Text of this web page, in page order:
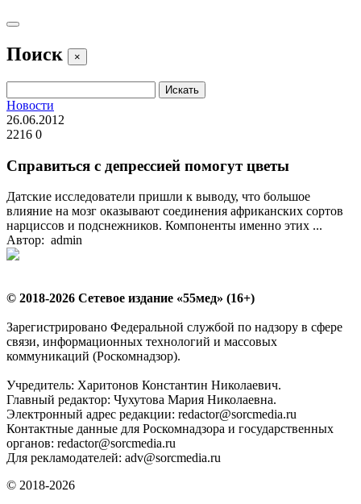
Поиск ×
Новости
26.06.2012
2216 0
Справиться с депрессией помогут цветы
Датские исследователи пришли к выводу, что большое
влияние на мозг оказывают соединения африканских сортов
нарциссов и подснежников. Компоненты именно этих ...
Автор: admin
© 2018-2026 Сетевое издание «55мед» (16+)
Зарегистрировано Федеральной службой по надзору в сфере
связи, информационных технологий и массовых
коммуникаций (Роскомнадзор).
Учредитель: Харитонов Константин Николаевич.
Главный редактор: Чухутова Мария Николаевна.
Электронный адрес редакции: redactor@sorcmedia.ru
Контактные данные для Роскомнадзора и государственных
органов: redactor@sorcmedia.ru
Для рекламодателей: adv@sorcmedia.ru
© 2018-2026